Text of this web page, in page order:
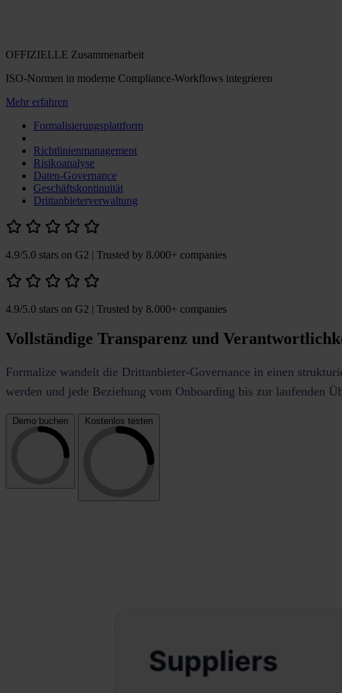
OFFIZIELLE Zusammenarbeit
ISO-Normen in moderne Compliance-Workflows integrieren
Mehr erfahren
Formalisierungsplattform
Richtlinienmanagement
Risikoanalyse
Daten-Governance
Geschäftskontinuität
Drittanbieterverwaltung
4.9/5.0 stars on G2 | Trusted by 8.000+ companies
4.9/5.0 stars on G2 | Trusted by 8.000+ companies
Vollständige Transparenz und
Formalize wandelt die Drittanbieter-Governance in einen
werden und jede Beziehung vom Onboarding bis zur laufenden
Demo buchen Kostenlos testen